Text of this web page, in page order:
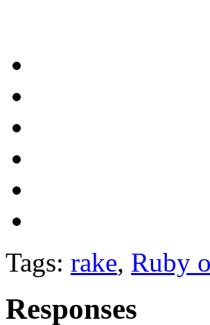
Tags: rake, Ruby
Responses